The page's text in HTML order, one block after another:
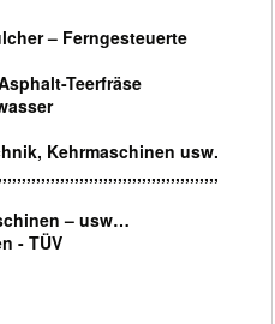
– Ferngesteuerte
Teerfräse
Kehrmaschinen usw.
– usw…
- TÜV